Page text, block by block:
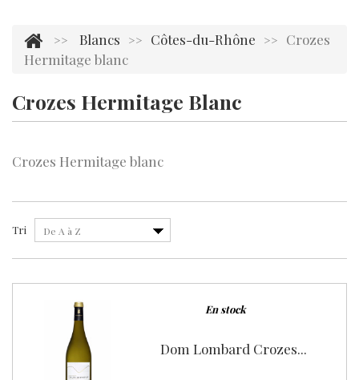
>> Blancs >> Côtes-du-Rhône >>
Crozes
Hermitage blanc
Crozes Hermitage Blanc
Crozes Hermitage blanc
Tri De A à Z
En stock
Dom Lombard Crozes...